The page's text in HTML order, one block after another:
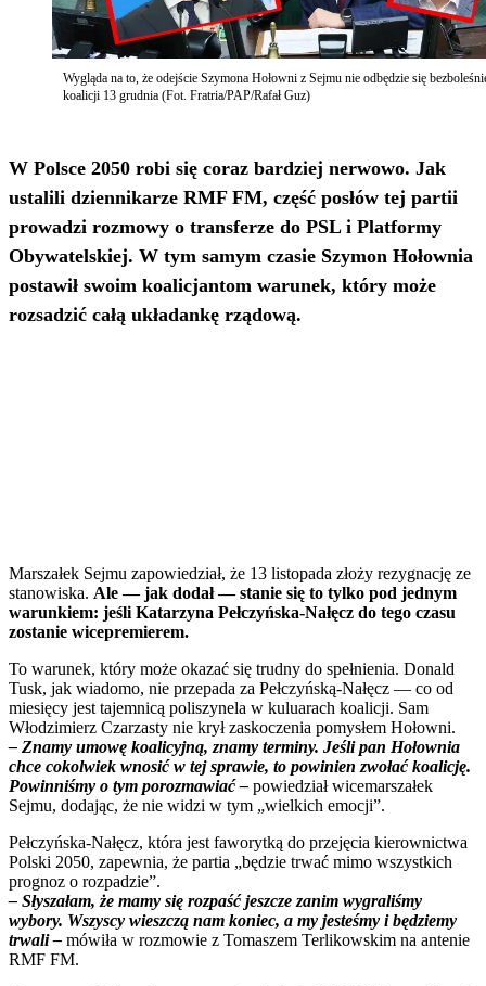
Wygląda na to, że odejście Szymona Hołowni z Sejmu nie odbędzie się
koalicji 13 grudnia (Fot. Fratria/PAP/Rafał Guz)
W Polsce 2050 robi się coraz bardziej nerwowo. Jak
ustalili dziennikarze RMF FM, część posłów tej partii
prowadzi rozmowy o transferze do PSL i Platformy
Obywatelskiej. W tym samym czasie Szymon Hołownia
postawił swoim koalicjantom warunek, który może
rozsadzić całą układankę rządową.
Marszałek Sejmu zapowiedział, że 13 listopada złoży rezygnację ze
stanowiska. Ale — jak dodał — stanie się to tylko pod jednym
warunkiem: jeśli Katarzyna Pełczyńska-Nałęcz do tego czasu
zostanie wicepremierem.
To warunek, który może okazać się trudny do spełnienia. Donald
Tusk, jak wiadomo, nie przepada za Pełczyńską-Nałęcz — co od
miesięcy jest tajemnicą poliszynela w kuluarach koalicji. Sam
Włodzimierz Czarzasty nie krył zaskoczenia pomysłem Hołowni.
– Znamy umowę koalicyjną, znamy terminy. Jeśli pan Hołownia
chce cokolwiek wnosić w tej sprawie, to powinien zwołać koalicję.
Powinniśmy o tym porozmawiać – powiedział wicemarszałek
Sejmu, dodając, że nie widzi w tym „wielkich emocji”.
Pełczyńska-Nałęcz, która jest faworytką do przejęcia kierownictwa
Polski 2050, zapewnia, że partia „będzie trwać mimo wszystkich
prognoz o rozpadzie”.
– Słyszałam, że mamy się rozpaść jeszcze zanim wygraliśmy
wybory. Wszyscy wieszczą nam koniec, a my jesteśmy i będziemy
trwali – mówiła w rozmowie z Tomaszem Terlikowskim na antenie
RMF FM.